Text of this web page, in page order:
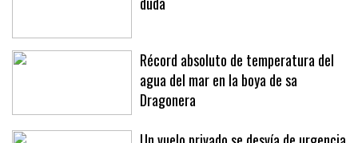
David López y Marc Domenech, en
Récord absoluto de temperatura del
agua del mar en la boya de sa
Dragonera